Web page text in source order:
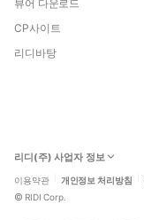
뷰어 다운로드
CP사이트
리디바탕
리디(주) 사업자 정보
이용약관 개인정보 처리방침
© RIDI Corp.